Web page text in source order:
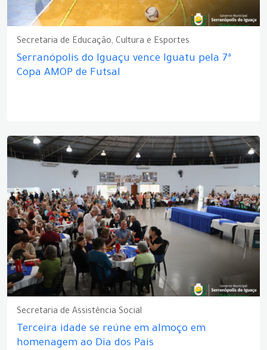
Secretaria de Educação, Cultura e Esportes
Serranópolis do Iguaçu vence Iguatu pela 7ª
Copa AMOP de Futsal
Secretaria de Assistência Social
Terceira idade se reúne em almoço em
homenagem ao Dia dos Pais